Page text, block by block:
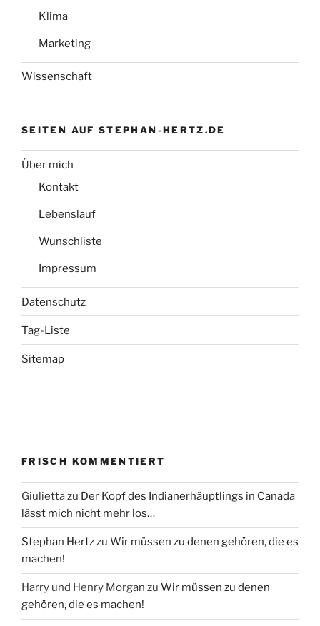
Klima
Marketing
Wissenschaft
SEITEN AUF STEPHAN-HERTZ.DE
Über mich
Kontakt
Lebenslauf
Wunschliste
Impressum
Datenschutz
Tag-Liste
Sitemap
FRISCH KOMMENTIERT
Giuliettazu Der Kopf des Indianerhäuptlings in Canada
lässt mich nicht mehr los…
Stephan Hertzzu Wir müssen zu denen gehören, die es
machen!
Harry und Henry Morgan zu Wir müssen zu denen
gehören, die es machen!